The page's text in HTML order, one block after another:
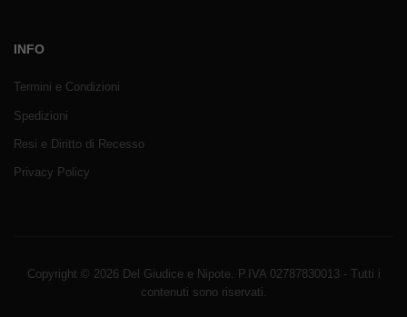
INFO
Termini e Condizioni
Spedizioni
Resi e Diritto di Recesso
Privacy Policy
Copyright © 2026 Del Giudice e Nipote. P.IVA 02787830013 - Tutti i
contenuti sono riservati.